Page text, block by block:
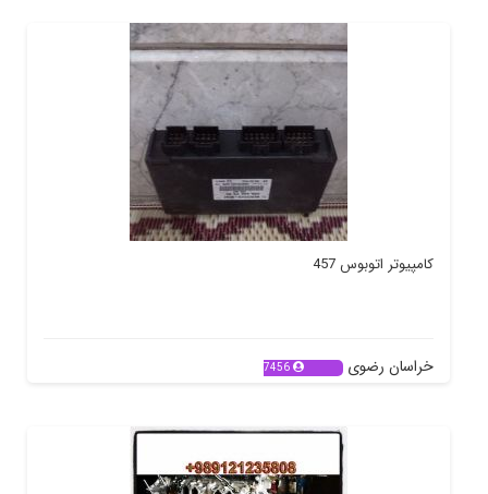
کامپیوتر اتوبوس 457
خراسان رضوی 7456